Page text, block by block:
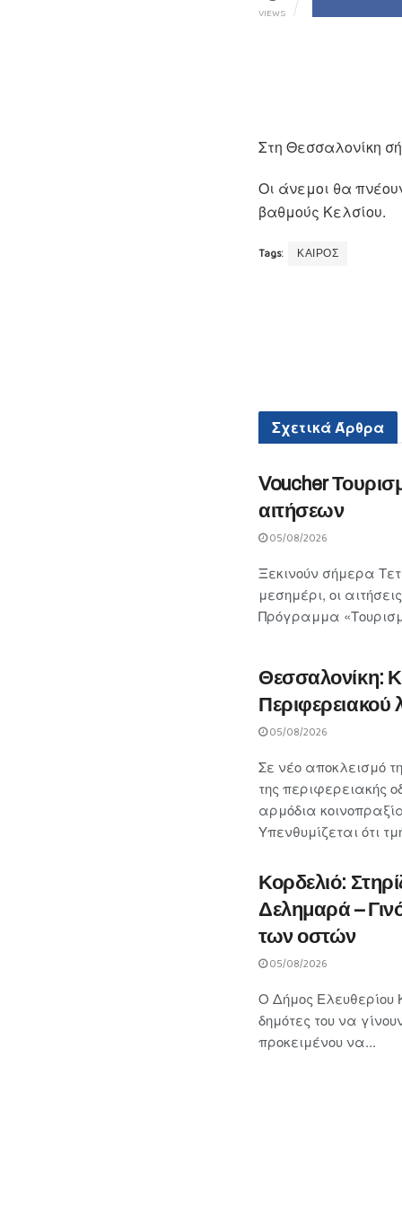
VIEWS
Στη Θεσσαλονίκη
Οι άνεμοι θα
βαθμούς Κελσίου.
Tags: ΚΑΙΡΟΣ
ΣχετικάΆρθρα
Voucher
αιτήσεων
05/08/2026
Ξεκινούν σήμερα
μεσημέρι, οι
Πρόγραμμα
Θεσσαλονίκη:
05/08/2026
Σε νέο αποκλεισμό
της περιφερειακής
αρμόδια
Υπενθυμίζεται ότι
Κορδελιό:
Δελημαρά –
των οστών
05/08/2026
Ο Δήμος Ελευθερίου
δημότες του να
προκειμένου να...